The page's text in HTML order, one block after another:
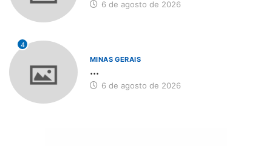
6 de agosto de 2026
4
MINAS GERAIS
...
6 de agosto de 2026